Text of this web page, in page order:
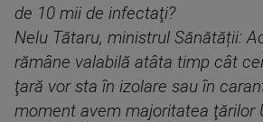
de 10 mii de infectaţi?
Nelu Tătaru, ministrul Sănătății:
rămâne valabilă atâta timp cât
ţară vor sta în izolare sau în
moment avem majoritatea ţărilor